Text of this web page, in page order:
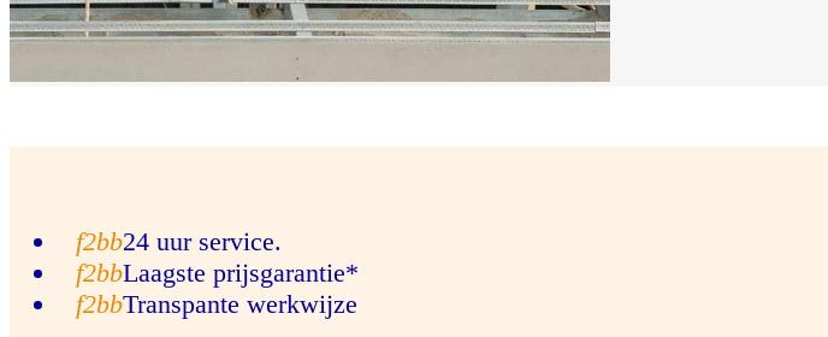
24 uur service.
Laagste prijsgarantie*
Transpante werkwijze